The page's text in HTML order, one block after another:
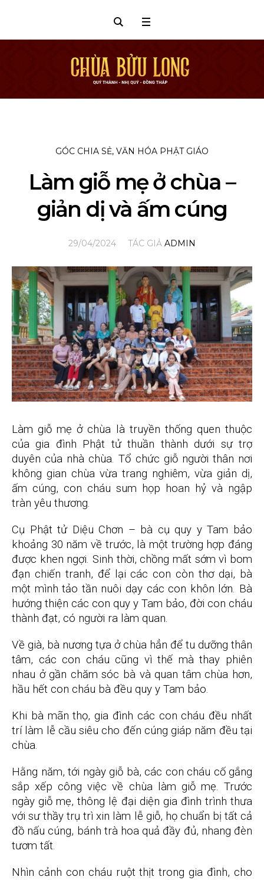
GÓC CHIA SẺ, VĂN HÓA PHẬT GIÁO
Làm giỗ mẹ ở chùa –
giản dị và ấm cúng
29/04/2024 TÁC GIẢ ADMIN
Làm giỗ mẹ ở chùa là truyền thống quen thuộc
của gia đình Phật tử thuần thành dưới sự trợ
duyên của nhà chùa. Tổ chức giỗ người thân nơi
không gian chùa vừa trang nghiêm, vừa giản dị,
ấm cúng, con cháu sum họp hoan hỷ và ngập
tràn yêu thương.
Cụ Phật tử Diệu Chơn – bà cụ quy y Tam bảo
khoảng 30 năm về trước, là một trường hợp đáng
được khen ngợi. Sinh thời, chồng mất sớm vì bom
đạn chiến tranh, để lại các con còn thơ dại, bà
một mình tảo tần nuôi dạy các con khôn lớn. Bà
hướng thiện các con quy y Tam bảo, đời con cháu
thành đạt, có người ra làm quan.
Về già, bà nương tựa ở chùa hẳn để tu dưỡng thân
tâm, các con cháu cũng vì thế mà thay phiên
nhau ở gần chăm sóc bà và quan tâm chùa hơn,
hầu hết con cháu bà đều quy y Tam bảo.
Khi bà mãn thọ, gia đình các con cháu đều nhất
trí làm lễ cầu siêu cho đến cúng giáp năm đều tại
chùa.
Hằng năm, tới ngày giỗ bà, các con cháu cố gắng
sắp xếp công việc về chùa làm giỗ mẹ. Trước
ngày giỗ mẹ, thông lệ đại diện gia đình trình thưa
với sư thầy trụ trì xin làm lễ giỗ, họ chuẩn bị tất cả
đồ nấu cúng, bánh trà hoa quả đầy đủ, nhang đèn
tươm tất.
Nhìn cảnh con cháu ruột thịt trong gia đình, cho